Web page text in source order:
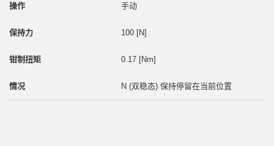
手动
100 [N]
0.17 [Nm]
N (双稳态) 保持停留在当前位置